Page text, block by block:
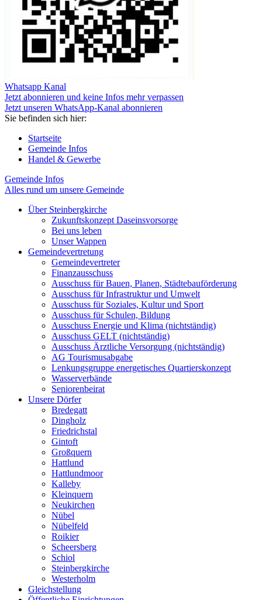
Whatsapp Kanal
Jetzt abonnieren und keine Infos mehr verpassen
Jetzt unseren WhatsApp-Kanal abonnieren
Sie befinden sich hier:
Startseite
Gemeinde Infos
Handel & Gewerbe
Gemeinde Infos
Alles rund um unsere Gemeinde
Über Steinbergkirche
Zukunftskonzept Daseinsvorsorge
Bei uns leben
Unser Wappen
Gemeindevertretung
Gemeindevertreter
Finanzausschuss
Ausschuss für Bauen, Planen, Städtebauförderung
Ausschuss für Infrastruktur und Umwelt
Ausschuss für Soziales, Kultur und Sport
Ausschuss für Schulen, Bildung
Ausschuss Energie und Klima (nichtständig)
Ausschuss GELT (nichtständig)
Ausschuss Ärztliche Versorgung (nichtständig)
AG Tourismusabgabe
Lenkungsgruppe energetisches Quartierskonzept
Wasserverbände
Seniorenbeirat
Unsere Dörfer
Bredegatt
Dingholz
Friedrichstal
Gintoft
Großquern
Hattlund
Hattlundmoor
Kalleby
Kleinquern
Neukirchen
Nübel
Nübelfeld
Roikier
Scheersberg
Schiol
Steinbergkirche
Westerholm
Gleichstellung